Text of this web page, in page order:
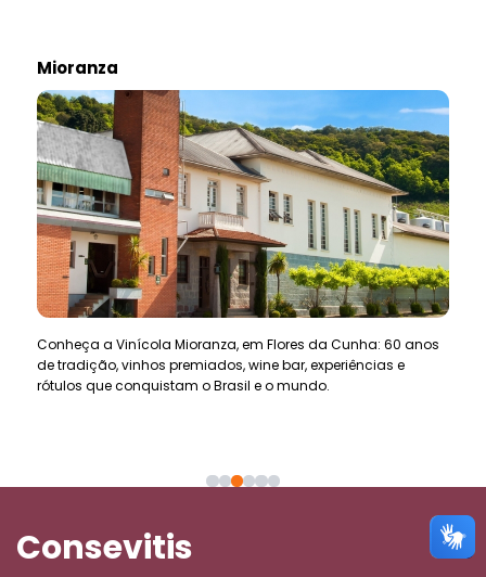
Mioranza
Conheça a Vinícola Mioranza, em Flores da Cunha: 60 anos
de tradição, vinhos premiados, wine bar, experiências e
rótulos que conquistam o Brasil e o mundo.
Consevitis